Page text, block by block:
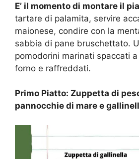
E’ il momento di montare il
tartare di palamita, servire
maionese, condire con la
sabbia di pane bruschettato.
pomodorini marinati spaccati
forno e raffreddati.
Primo Piatto: Zuppetta di
pannocchie di mare e